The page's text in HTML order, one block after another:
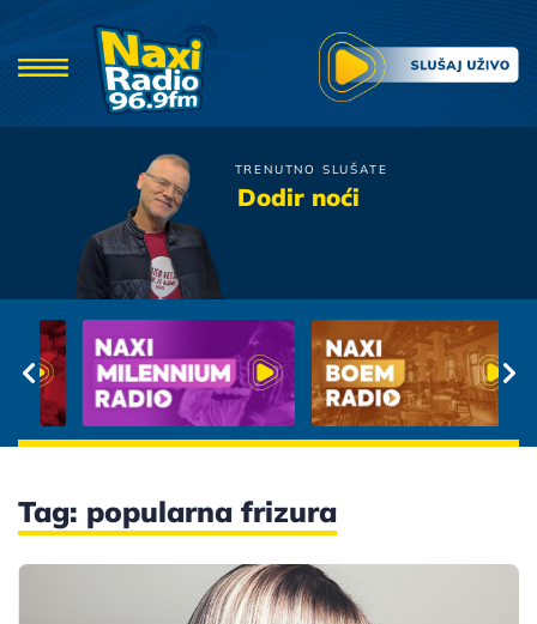
TRENUTNO SLUŠATE
Dodir noći
Tag: popularna frizura